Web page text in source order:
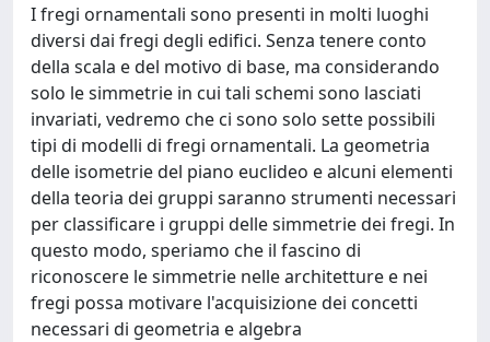
I fregi ornamentali sono presenti in molti luoghi
diversi dai fregi degli edifici. Senza tenere conto
della scala e del motivo di base, ma considerando
solo le simmetrie in cui tali schemi sono lasciati
invariati, vedremo che ci sono solo sette possibili
tipi di modelli di fregi ornamentali. La geometria
delle isometrie del piano euclideo e alcuni elementi
della teoria dei gruppi saranno strumenti necessari
per classificare i gruppi delle simmetrie dei fregi. In
questo modo, speriamo che il fascino di
riconoscere le simmetrie nelle architetture e nei
fregi possa motivare l'acquisizione dei concetti
necessari di geometria e algebra